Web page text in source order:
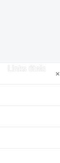
Links úteis
×